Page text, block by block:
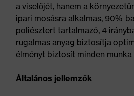
a viselőjét, hanem a
ipari mosásra alkalmas, 90%-
poliésztert tartalmazó, 4
rugalmas anyag biztosítja
élményt biztosít minden munka
Általános jellemzők